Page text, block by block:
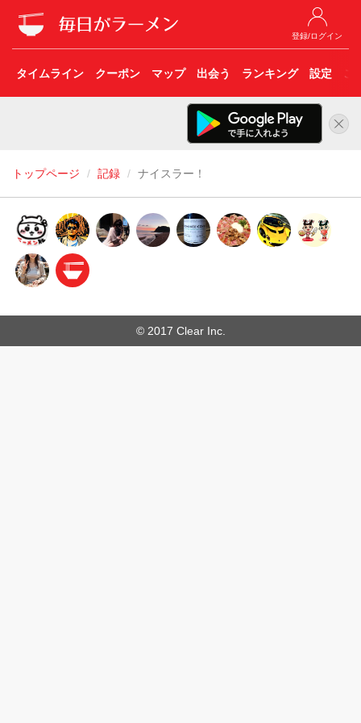
登録/ログイン
タイムライン クーポン マップ 出会う ランキング 設定 こ
トップページ 記録 ナイスラー！
© 2017 Clear Inc.